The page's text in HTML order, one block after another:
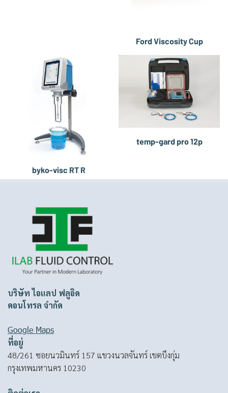
Ford Viscosity Cup
byko-visc RT R
temp-gard pro 12p
บริษัท ไอแลป ฟลูอิด
คอนโทรล จำกัด
Google Maps
ที่อยู่
48/261 ซอยนวมินทร์ 157 แขวงนวลจันทร์ เขตบึงกุ่ม
กรุงเทพมหานคร 10230